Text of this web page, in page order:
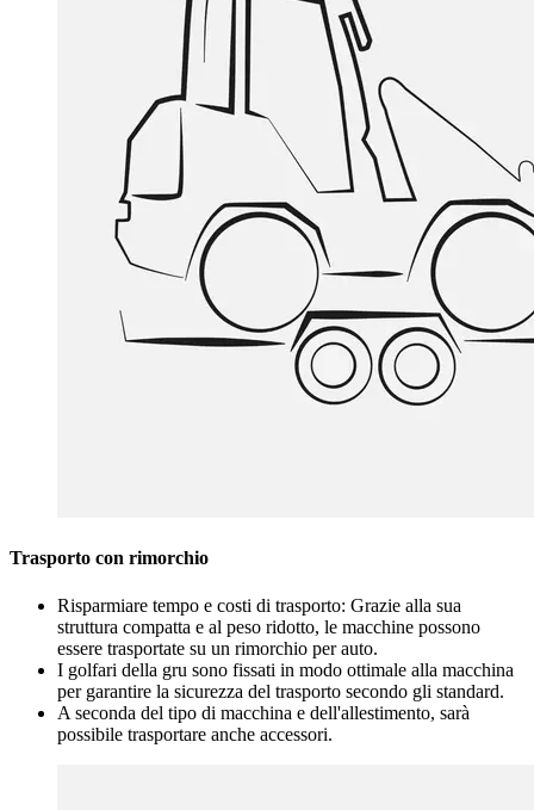
Trasporto con rimorchio
Risparmiare tempo e costi di trasporto: Grazie alla sua
struttura compatta e al peso ridotto, le macchine possono
essere trasportate su un rimorchio per auto.
I golfari della gru sono fissati in modo ottimale alla macchina
per garantire la sicurezza del trasporto secondo gli standard.
A seconda del tipo di macchina e dell'allestimento, sarà
possibile trasportare anche accessori.